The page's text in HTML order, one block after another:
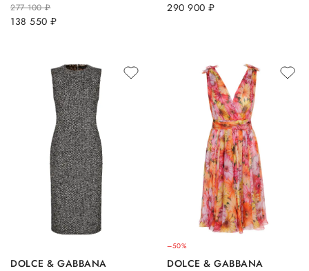
277 100руб.
138 550 руб.
290 900 руб.
DOLCE & GABBANA
–50%
DOLCE & GABBANA